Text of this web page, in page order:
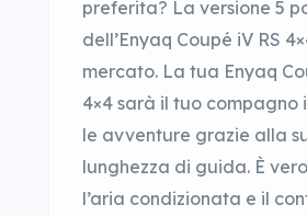
preferita? La versione 5
dell’Enyaq Coupé iV RS
mercato. La tua Enyaq
4×4 sarà il tuo compagno
le avventure grazie alla
lunghezza di guida. È vero
l’aria condizionata e il